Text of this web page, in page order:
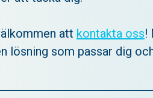
att kontakta oss!
lösning som passar dig